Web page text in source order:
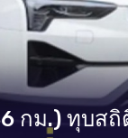
กม.) ทุบสถิ